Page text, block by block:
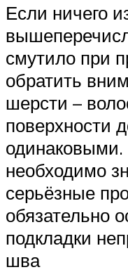
Если ничего
смутило при
обратить
шерсти –
поверхности
одинаковыми.
необходимо
серьёзные
обязательно
подкладки
шва